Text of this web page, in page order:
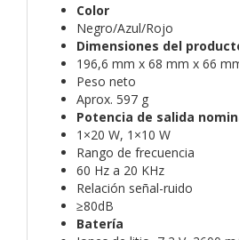
Color
Negro/Azul/Rojo
Dimensiones del
196,6 mm x 68 mm x 66
Peso neto
Aprox. 597 g
Potencia de salida
1×20 W, 1×10 W
Rango de frecuencia
60 Hz a 20 KHz
Relación señal-ruido
≥80dB
Batería